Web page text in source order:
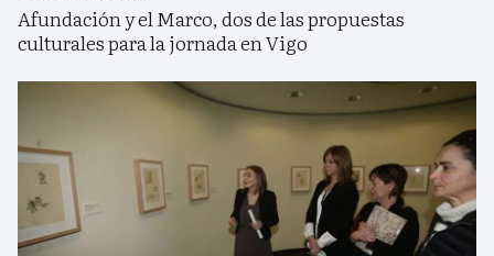
Afundación y el Marco, dos de las propuestas
culturales para la jornada en Vigo